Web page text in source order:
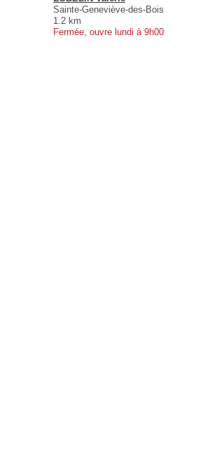
Sainte-Geneviève-des-Bois
1.2 km
Fermée, ouvre lundi à 9h00